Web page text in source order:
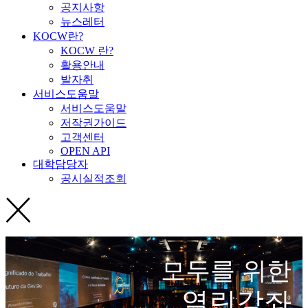
공지사항
뉴스레터
KOCW란?
KOCW 란?
활용안내
발자취
서비스도움말
서비스도움말
저작권가이드
고객센터
OPEN API
대학담당자
공시실적조회
모두를 위한